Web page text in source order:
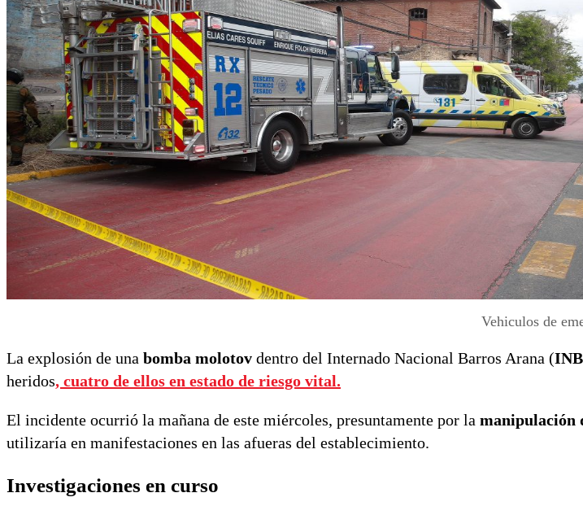
Vehiculos de
La explosión de una bomba molotov dentro del Internado Nacional Barros Arana (
heridos, cuatro de ellos en estado de riesgo vital.
El incidente ocurrió la mañana de este miércoles, presuntamente por la manipulación
utilizaría en manifestaciones en las afueras del establecimiento.
Investigaciones en curso